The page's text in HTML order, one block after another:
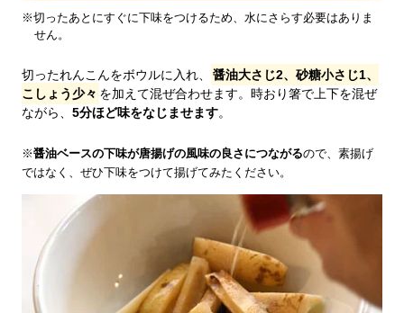
※切ったあとにすぐに下味をつけるため、水にさらす必要はありま
せん。
切ったれんこんをボウルに入れ、
醤油大さじ2、砂糖小さじ1、
こしょう少々 を加えて混ぜ合わせます。時おり箸で上下を混ぜ
ながら、 5分ほど味をなじませます。
※醤油ベースの下味が唐揚げの風味の良さにつながるので、素揚げ
ではなく、ぜひ下味をつけて揚げてみたください。